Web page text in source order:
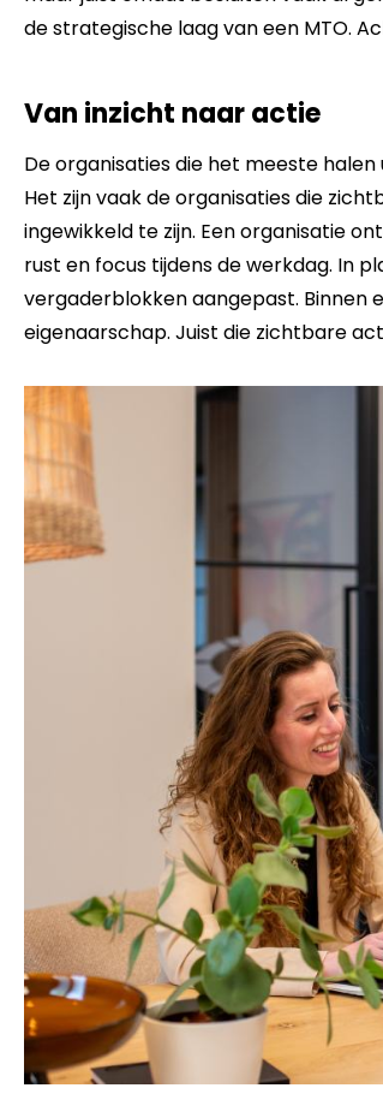
de strategische laag van een MTO.
Van inzicht naar actie
De organisaties die het meeste
Het zijn vaak de organisaties die
ingewikkeld te zijn. Een organisatie
rust en focus tijdens de werkdag. In
vergaderblokken aangepast. Binnen
eigenaarschap. Juist die zichtbare